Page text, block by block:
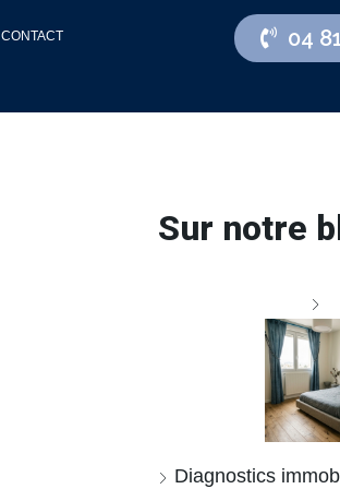
CONTACT 04
Sur notre
Diagnostics